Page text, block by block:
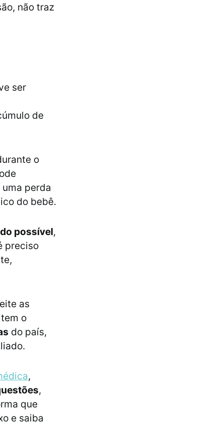
não traz
ser
de
o
perda
do bebê.
possível,
preciso
as
o
do país,
,
,
que
e saiba